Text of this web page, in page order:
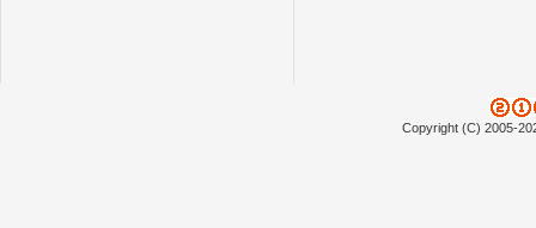
Copyright (C) 2005-